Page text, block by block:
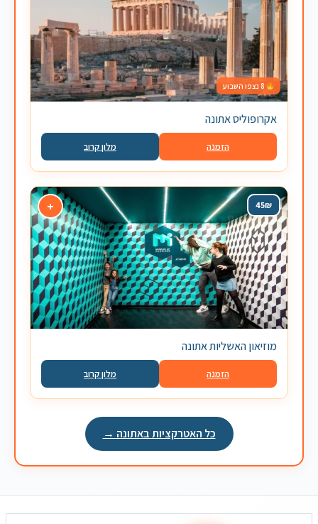
אקרופוליס אתונה
הזמנה מלון קרוב
+ 45₪
מוזיאון האשליות אתונה
הזמנה מלון קרוב
כל האטרקציות באתונה →